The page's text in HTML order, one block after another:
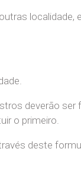
outras
deverão ser
o primeiro.
deste